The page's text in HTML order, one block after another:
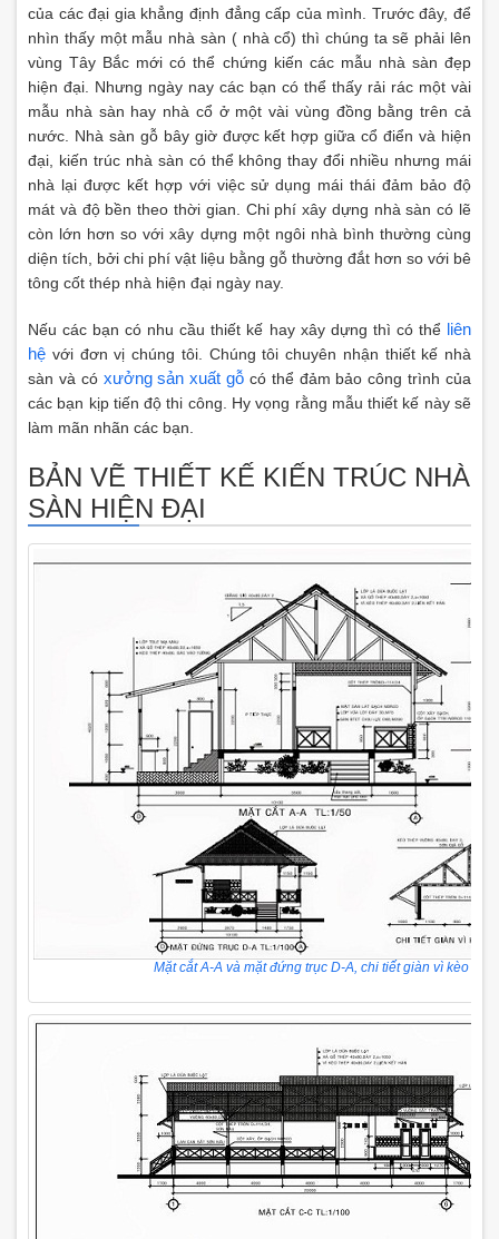
của các đại gia khẳng định đẳng cấp của mình. Trước đây, để
nhìn thấy một mẫu nhà sàn ( nhà cổ) thì chúng ta sẽ phải lên
vùng Tây Bắc mới có thể chứng kiến các mẫu nhà sàn đẹp
hiện đại. Nhưng ngày nay các bạn có thể thấy rải rác một vài
mẫu nhà sàn hay nhà cổ ở một vài vùng đồng bằng trên cả
nước. Nhà sàn gỗ bây giờ được kết hợp giữa cổ điển và hiện
đại, kiến trúc nhà sàn có thể không thay đổi nhiều nhưng mái
nhà lại được kết hợp với việc sử dụng mái thái đảm bảo độ
mát và độ bền theo thời gian. Chi phí xây dựng nhà sàn có lẽ
còn lớn hơn so với xây dựng một ngôi nhà bình thường cùng
diện tích, bởi chi phí vật liệu bằng gỗ thường đắt hơn so với bê
tông cốt thép nhà hiện đại ngày nay.
Nếu các bạn có nhu cầu thiết kế hay xây dựng thì có thể liên
hệ với đơn vị chúng tôi. Chúng tôi chuyên nhận thiết kế nhà
sàn và có xưởng sản xuất gỗ có thể đảm bảo công trình của
các bạn kịp tiến độ thi công. Hy vọng rằng mẫu thiết kế này sẽ
làm mãn nhãn các bạn.
BẢN VẼ THIẾT KẾ KIẾN TRÚC NHÀ
SÀN HIỆN ĐẠI
Mặt cắt A-A và mặt đứng trục D-A, chi tiết giàn vì kèo